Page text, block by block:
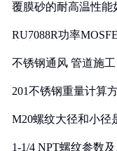
覆膜砂的耐高温性能
RU7088R功率
不锈钢通风 管道施工
201不锈钢重量计算
M20螺纹大径和小径
1-1/4 NPT螺纹参数